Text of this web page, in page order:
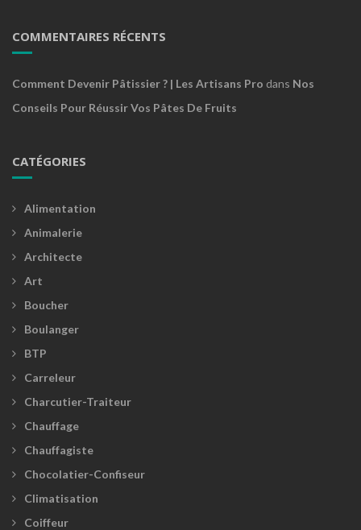
COMMENTAIRES RÉCENTS
Comment Devenir Pâtissier ? | Les Artisans Pro dans Nos
Conseils Pour Réussir Vos Pâtes De Fruits
CATÉGORIES
Alimentation
Animalerie
Architecte
Art
Boucher
Boulanger
BTP
Carreleur
Charcutier-Traiteur
Chauffage
Chauffagiste
Chocolatier-Confiseur
Climatisation
Coiffeur